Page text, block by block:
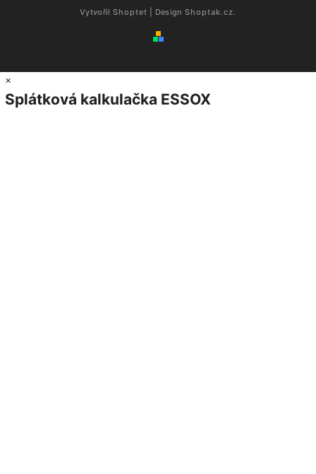
Vytvořil Shoptet | Design Shoptak.cz.
×
Splátková kalkulačka ESSOX